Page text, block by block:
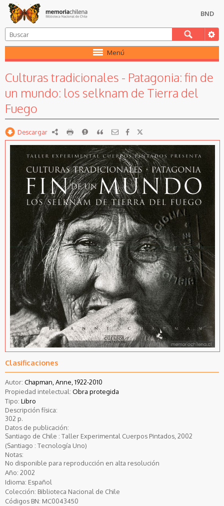
BND
Menú
Culturas tradicionales - Patagonia: fin de
un mundo: los selknam de Tierra del
Fuego
Descargar RDF imprimirReportarCitar
Clasificaciones
Autor: Chapman, Anne, 1922-2010
Propiedad intelectual: Obra protegida
Tipo: Libro
Descripción física:
302 p.
Datos de publicación:
Santiago de Chile : Taller Experimental Cuerpos Pintados, 2002
(Santiago : Tecnología Uno)
Notas:
No disponible para reproducción en alta resolución
Año: 2002
Idioma: Español
Colección: Biblioteca Nacional de Chile
Códigos BN: MC0043450